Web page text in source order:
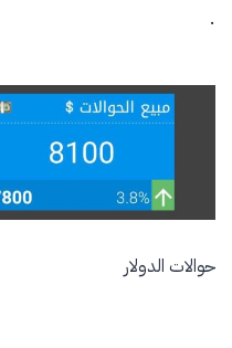
.
حوالات الدولار